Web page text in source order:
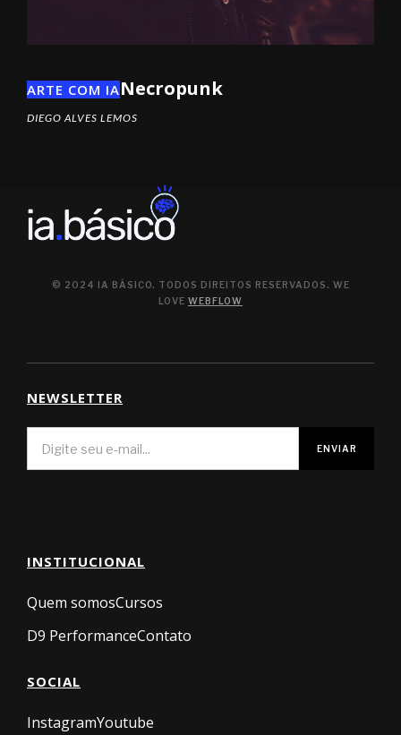
ARTE COM IANecropunk
DIEGO ALVES LEMOS
© 2024 IA BÁSICO. TODOS DIREITOS RESERVADOS. WE
LOVE WEBFLOW
NEWSLETTER
INSTITUCIONAL
Quem somosCursos
D9 PerformanceContato
SOCIAL
InstagramYoutube